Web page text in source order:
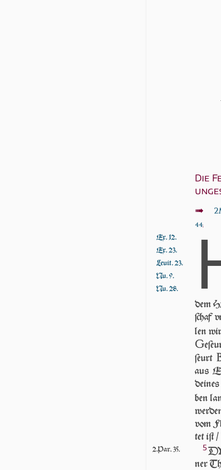
Die
↦
44;
Ex. 12.
Ex. 23.
Leuit. 23.
Nu. 9.
Nu. 28.
dem
ſchaf
len
G
ſeurt
aus
ben
vom
tet iſt
2.Par. 35. 5
ner